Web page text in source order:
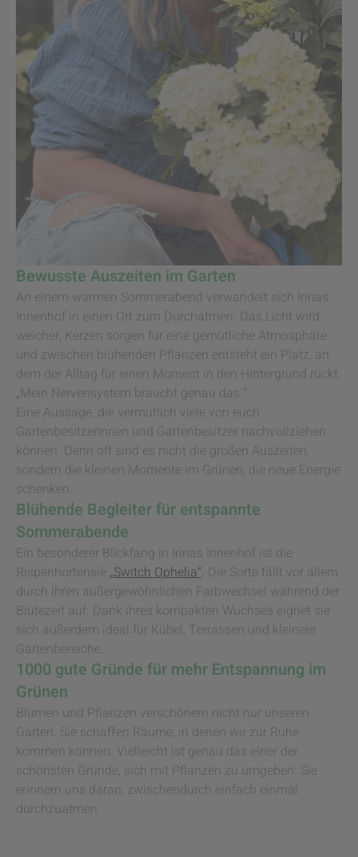
Bewusste Auszeiten im Garten
An einem warmen Sommerabend verwandelt sich Irinas
Innenhof in einen Ort zum Durchatmen. Das Licht wird
weicher, Kerzen sorgen für eine gemütliche Atmosphäre
und zwischen blühenden Pflanzen entsteht ein Platz, an
dem der Alltag für einen Moment in den Hintergrund rückt.
„Mein Nervensystem braucht genau das.“
Eine Aussage, die vermutlich viele von euch
Gartenbesitzerinnen und Gartenbesitzer nachvollziehen
können. Denn oft sind es nicht die großen Auszeiten,
sondern die kleinen Momente im Grünen, die neue Energie
schenken.
Blühende Begleiter für entspannte
Sommerabende
Ein besonderer Blickfang in Irinas Innenhof ist die
Rispenhortensie „Switch Ophelia“ . Die Sorte fällt vor allem
durch ihren außergewöhnlichen Farbwechsel während der
Blütezeit auf. Dank ihres kompakten Wuchses eignet sie
sich außerdem ideal für Kübel, Terrassen und kleinere
Gartenbereiche.
1000 gute Gründe für mehr Entspannung im
Grünen
Blumen und Pflanzen verschönern nicht nur unseren
Garten. Sie schaffen Räume, in denen wir zur Ruhe
kommen können. Vielleicht ist genau das einer der
schönsten Gründe, sich mit Pflanzen zu umgeben: Sie
erinnern uns daran, zwischendurch einfach einmal
durchzuatmen.